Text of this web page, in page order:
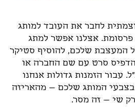
לחבר את העובד למותג
אצלנו אפשר למתג
המעצבת שלכם, להוסיף סטיקר
סרט עם שם החברה או
עבור הזמנות גדולות אנחנו
בצבעי המותג שלכם – מהאריזה
שי – זה מסר.